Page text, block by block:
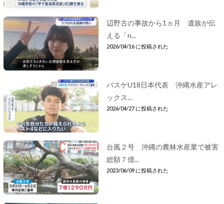
辺野古の事故から1ヵ月 遺族が伝
える「n...
2026/04/16 に投稿された
バスケU18日本代表 沖縄水産アレ
ックス...
2026/04/27 に投稿された
台風２号 沖縄の農林水産業で被害
総額７億...
2023/06/09 に投稿された